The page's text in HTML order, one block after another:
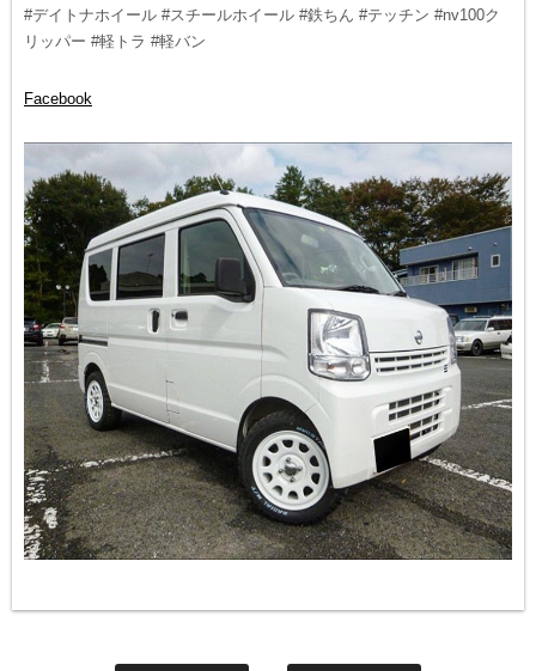
#デイトナホイール #スチールホイール #鉄ちん #テッチン #nv100ク
リッパー #軽トラ #軽バン
Facebook